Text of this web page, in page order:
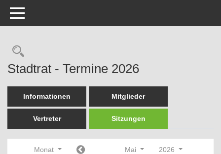
Toggle navigation
Rechercheauswahl
Stadtrat - Termine 2026
Informationen Mitglieder
Vertreter Sitzungen
Monat Mai 2026